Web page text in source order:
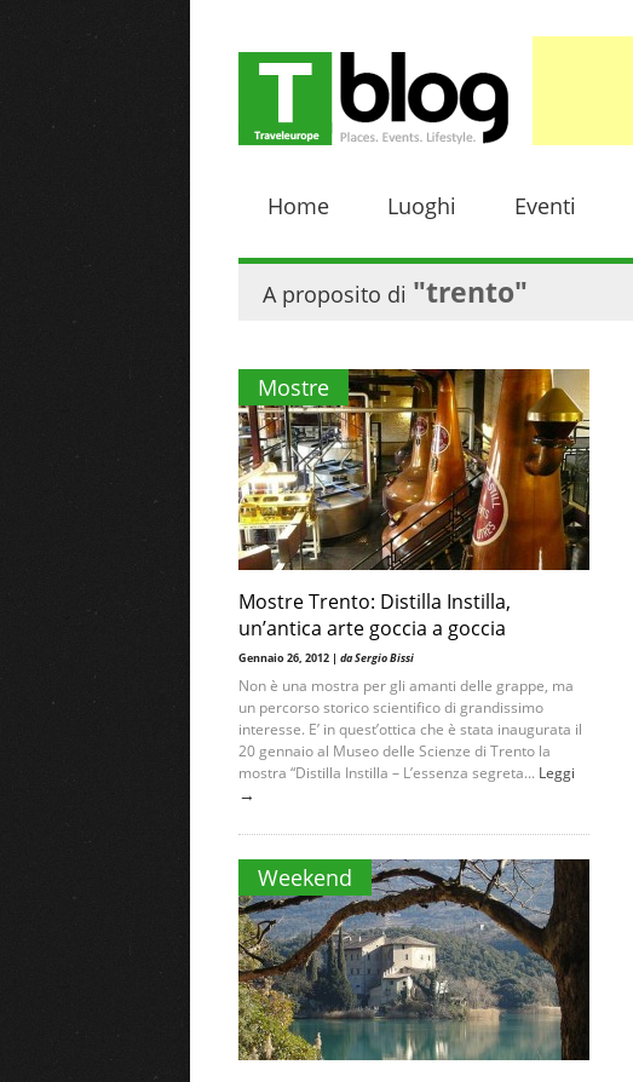
Home Luoghi Eventi
A proposito di "trento"
Mostre
Mostre Trento: Distilla Instilla,
un’antica arte goccia a goccia
Gennaio 26, 2012 | da Sergio Bissi
Non è una mostra per gli amanti delle grappe, ma
un percorso storico scientifico di grandissimo
interesse. E’ in quest’ottica che è stata inaugurata il
20 gennaio al Museo delle Scienze di Trento la
mostra “Distilla Instilla – L’essenza segreta... Leggi
→
Weekend